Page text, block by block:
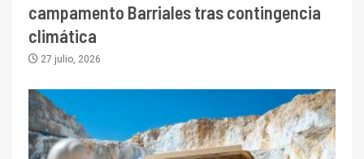
campamento Barriales tras contingencia
climática
27 julio, 2026